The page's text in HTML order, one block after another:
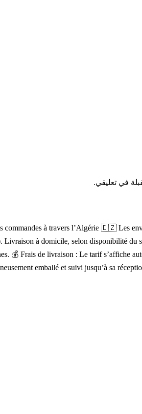
في تعليقي.
commandes à travers l’Algérie 🇩🇿 Les
à domicile, selon disponibilité
💰 Frais de livraison : Le tarif s’affiche
emballé et suivi jusqu’à sa